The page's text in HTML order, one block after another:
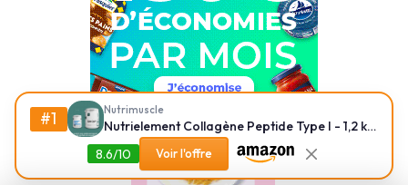
#1 Nutrimuscle
Nutrielement Collagène Peptide Type I - 1,2 kg (3200 mg/dose)
8.6/10
Voir l'offre